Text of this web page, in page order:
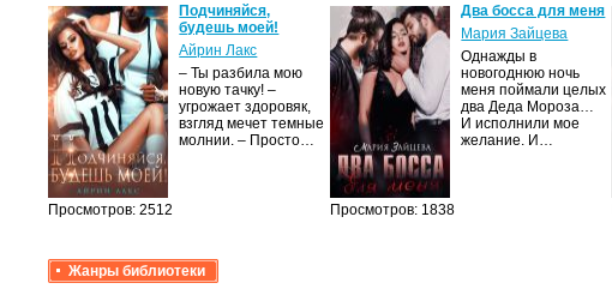
Просмотров: 2512
Подчиняйся,
будешь моей!
Айрин Лакс
– Ты разбила мою
новую тачку! –
угрожает здоровяк,
взгляд мечет темные
молнии. – Просто…
Просмотров: 1838
Два босса для меня
Мария Зайцева
Однажды в
новогоднюю ночь
меня поймали целых
два Деда Мороза…
И исполнили мое
желание. И…
Жанры библиотеки